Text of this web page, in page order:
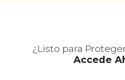
¿Listo para
Accede